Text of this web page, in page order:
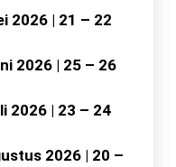
2026 | 21 – 22
2026 | 25 – 26
2026 | 23 – 24
2026 | 20 –